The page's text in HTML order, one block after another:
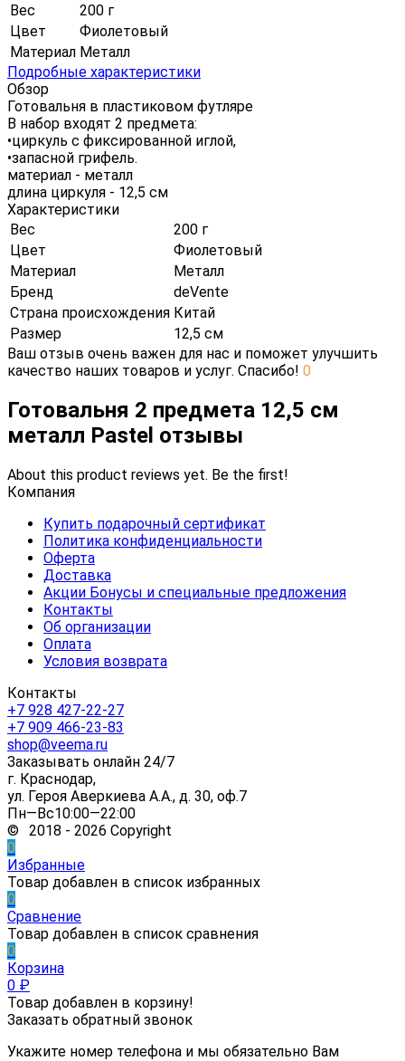
Вес
200 г
Цвет
Фиолетовый
Материал Металл
Подробные характеристики
Обзор
Готовальня в пластиковом футляре
В набор входят 2 предмета:
•циркуль с фиксированной иглой,
•запасной грифель.
материал - металл
длина циркуля - 12,5 см
Характеристики
Вес
200 г
Цвет
Фиолетовый
Материал
Металл
Бренд
deVente
Страна происхождения Китай
Размер
12,5 см
Ваш отзыв очень важен для нас и поможет улучшить
качество наших товаров и услуг. Спасибо! 0
Готовальня 2 предмета 12,5 см
металл Pastel отзывы
About this product reviews yet. Be the first!
Компания
Купить подарочный сертификат
Политика конфиденциальности
Оферта
Доставка
Акции Бонусы и специальные предложения
Контакты
Об организации
Оплата
Условия возврата
Контакты
+7 928 427-22-27
+7 909 466-23-83
shop@veema.ru
Заказывать онлайн 24/7
г. Краснодар,
ул. Героя Аверкиева А.А., д. 30, оф.7
Пн—Вс10:00—22:00
© 2018 - 2026 Copyright
0
Избранные
Товар добавлен в список избранных
0
Сравнение
Товар добавлен в список сравнения
0
Корзина
0 ₽
Товар добавлен в корзину!
Заказать обратный звонок
Укажите номер телефона и мы обязательно Вам